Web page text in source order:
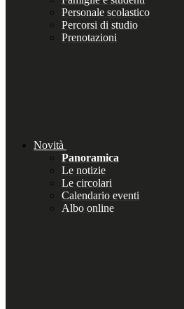
Personale scolastico
Percorsi di studio
Prenotazioni
Novità
Panoramica
Le notizie
Le circolari
Calendario eventi
Albo online